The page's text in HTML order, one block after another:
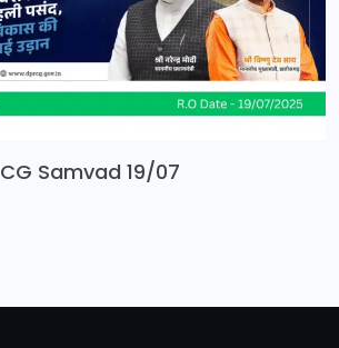
CG Samvad 19/07